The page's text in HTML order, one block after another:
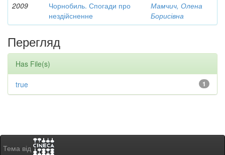
2009
Чорнобиль. Спогади про
нездійсненне
Мамчич, Олена
Борисівна
Перегляд
Has File(s)
1
true
Тема від